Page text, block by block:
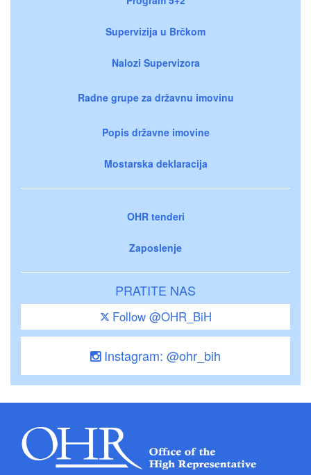
Supervizija u Brčkom
Nalozi Supervizora
Radne grupe za državnu imovinu
Popis državne imovine
Mostarska deklaracija
OHR tenderi
Zaposlenje
PRATITE NAS
Follow @OHR_BiH
Instagram: @ohr_bih